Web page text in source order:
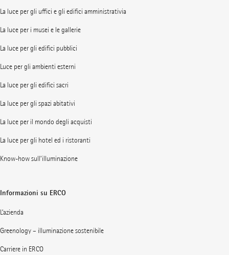
La luce per gli uffici e gli edifici amministrativia
La luce per i musei e le gallerie
La luce per gli edifici pubblici
Luce per gli ambienti esterni
La luce per gli edifici sacri
La luce per gli spazi abitativi
La luce per il mondo degli acquisti
La luce per gli hotel ed i ristoranti
Know-how sull’illuminazione
Informazioni su ERCO
L’azienda
Greenology – illuminazione sostenibile
Carriere in ERCO